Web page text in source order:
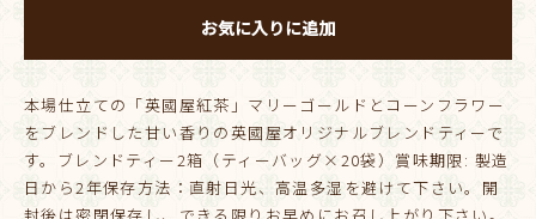
お気に入りに追加
本場仕立ての「英國屋紅茶」マリーゴールドとコーンフラワー
をブレンドした甘い香りの英國屋オリジナルブレンドティーで
す。ブレンドティー2箱（ティーバッグ×20袋）賞味期限: 製造
日から2年保存方法：直射日光、高温多湿を避けて下さい。開